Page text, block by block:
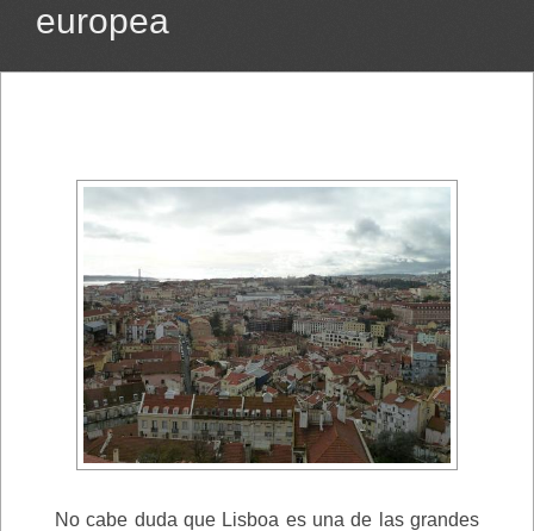
europea
No cabe duda que Lisboa es una de las grandes